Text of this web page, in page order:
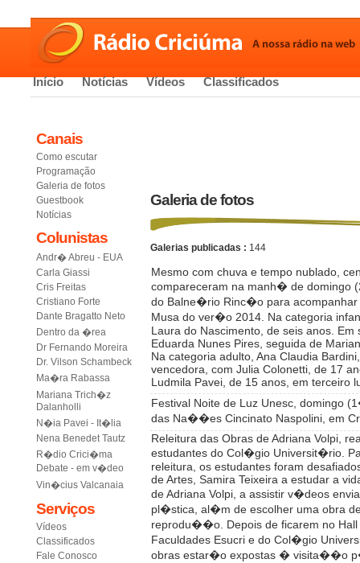
Início Notícias Vídeos Classificados
Canais
Como escutar
Programação
Galeria de fotos
Guestbook
Notícias
Colunistas
Andr� Abreu - EUA
Carla Giassi
Cris Freitas
Cristiano Forte
Dante Bragatto Neto
Dentro da �rea
Dr Fernando Moreira
Dr. Vilson Schambeck
Ma�ra Rabassa
Mariana Trich�z
Dalanholli
N�ia Pavei - It�lia
Nena Benedet Tautz
R�dio Crici�ma
Debate - em v�deo
Vin�cius Valcanaia
Serviços
Vídeos
Classificados
Fale Conosco
Galeria de fotos
Galerias publicadas : 144
Mesmo com chuva e tempo nublado,
compareceram na manh� de domingo
do Balne�rio Rinc�o para acompanhar
Musa do ver�o 2014. Na categoria
Laura do Nascimento, de seis anos. Em
Eduarda Nunes Pires, seguida de
Na categoria adulto, Ana Claudia
vencedora, com Julia Colonetti, de 17
Ludmila Pavei, de 15 anos, em terceiro
Festival Noite de Luz Unesc, domingo
das Na��es Cincinato Naspolini, em
Releitura das Obras de Adriana Volpi,
estudantes do Col�gio Universit�rio.
releitura, os estudantes foram
de Artes, Samira Teixeira a estudar a
de Adriana Volpi, a assistir v�deos
pl�stica, al�m de escolher uma obra
reprodu��o. Depois de ficarem no Hall
Faculdades Esucri e do Col�gio
obras estar�o expostas � visita��o